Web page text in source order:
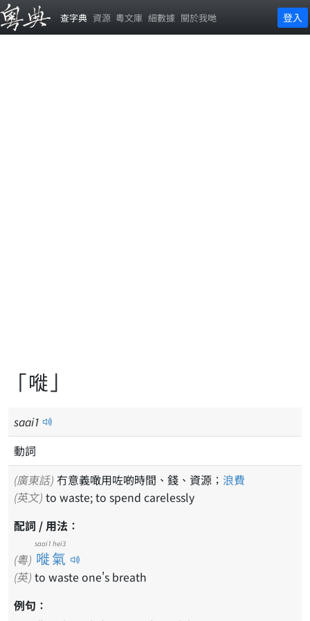
查字典 資源 粵文庫 細數據 關於我哋 登入
「嘥」
saai1
動詞
(廣東話) 冇意義噉用咗啲時間、錢、資源； 浪費
(英文) to waste; to spend carelessly
配詞 / 用法：
(粵) 嘥氣
saai1 hei3
(英) to waste one's breath
例句：